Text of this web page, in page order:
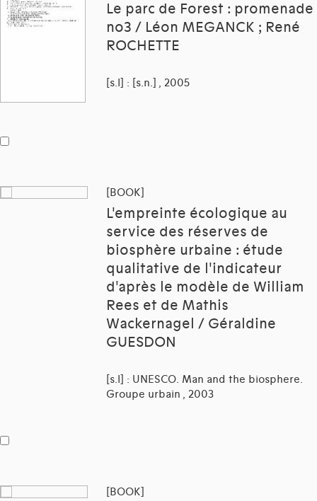
Le parc de Forest : promenade
no3 / Léon MEGANCK ; René
ROCHETTE
[s.l] : [s.n.] , 2005
[BOOK]
L'empreinte écologique au
service des réserves de
biosphère urbaine : étude
qualitative de l'indicateur
d'après le modèle de William
Rees et de Mathis
Wackernagel / Géraldine
GUESDON
[s.l] : UNESCO. Man and the biosphere.
Groupe urbain , 2003
[BOOK]